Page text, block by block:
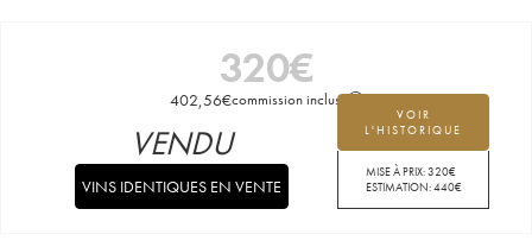
320€
402,56€commission incluse
VOIR
L'HISTORIQUE
MISE À PRIX:320€
ESTIMATION:440€
VENDU
VINS IDENTIQUES EN VENTE